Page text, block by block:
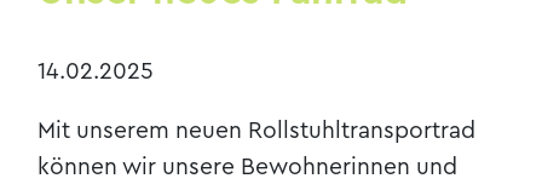
14.02.2025
Mit unserem neuen Rollstuhltransportrad
können wir unsere Bewohnerinnen und